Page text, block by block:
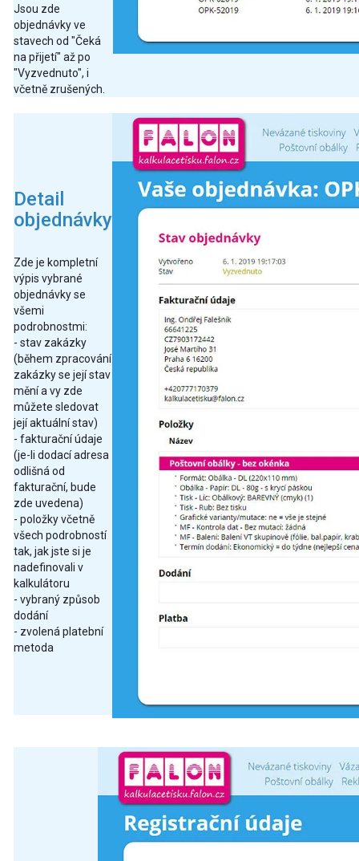
Jsou zde
objednávky ve
stavech od "Čeká
na přijetí" až po
"Vyzvednuto", i
včetně zrušených.
Detail
objednávky
Zde je kompletní
výpis vybrané
objednávky se
všemi
podrobnostmi:
- stav zakázky
(během zpracování
zakázky se její stav
mění a vy zde
můžete sledovat
její aktuální stav)
- fakturační údaje
(je-li dodací adresa
odlišná od
fakturační, bude
zde uvedena)
- položky včetně
všech podrobností
tak, jak jste si je
nadefinovali v
kalkulátoru
- vybraný způsob
dodání
- zvolená platební
metoda